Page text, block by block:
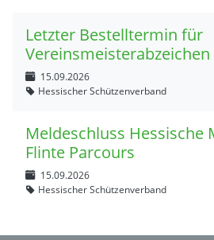
Letzter Bestelltermin für
Vereinsmeisterabzeichen
15.09.2026
Hessischer Schützenverband
Meldeschluss Hessische
Flinte Parcours
15.09.2026
Hessischer Schützenverband